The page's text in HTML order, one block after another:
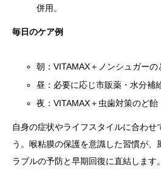
併用。
毎日のケア例
朝：VITAMAX＋ノンシュガーの
昼：必要に応じ市販薬・水分補
夜：VITAMAX＋虫歯対策のど飴
自身の症状やライフスタイルに合わせ
う。喉粘膜の保護を意識した習慣が、
ラブルの予防と早期回復に直結します。